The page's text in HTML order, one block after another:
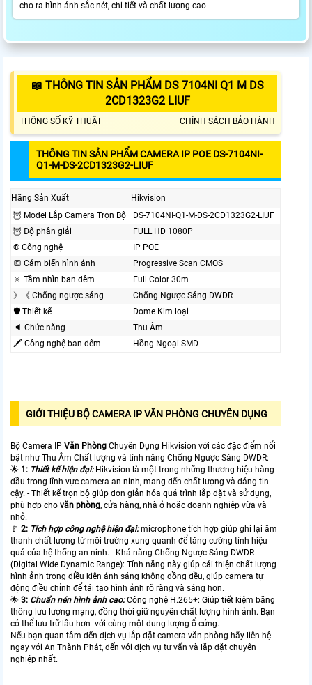
cho ra hình ảnh sắc nét, chi tiết và chất lượng cao
📖 THÔNG TIN SẢN PHẨM DS 7104NI Q1 M DS
2CD1323G2 LIUF
THÔNG SỐ KỸ THUẬT CHÍNH SÁCH BẢO HÀNH
THÔNG TIN SẢN PHẨM CAMERA IP POE DS-7104NI-
Q1-M-DS-2CD1323G2-LIUF
Hãng Sản Xuất
Hikvision
🦉 Model Lắp Camera Trọn Bộ
DS-7104NI-Q1-M-DS-2CD1323G2-LIUF
🦉 Độ phân giải
FULL HD 1080P
®️ Công nghệ
IP POE
🔳 Cảm biến hình ảnh
Progressive Scan CMOS
🔅 Tầm nhìn ban đêm
Full Color 30m
》《 Chống ngược sáng
Chống Ngược Sáng DWDR
🛡 Thiết kế
Dome Kim loại
🔈 Chức năng
Thu Âm
🖍 Công nghệ ban đêm
Hồng Ngoại SMD
GIỚI THIỆU BỘ CAMERA IP VĂN PHÒNG CHUYÊN DỤNG
Bộ Camera IP Văn Phòng Chuyên Dụng Hikvision với các đặc điểm nổi
bật như Thu Âm Chất lượng và tính năng Chống Ngược Sáng DWDR:
🌟 1: Thiết kế hiện đại:Hikvision là một trong những thương hiệu hàng
đầu trong lĩnh vực camera an ninh, mang đến chất lượng và đáng tin
cậy. - Thiết kế trọn bộ giúp đơn giản hóa quá trình lắp đặt và sử dụng,
phù hợp cho văn phòng, cửa hàng, nhà ở hoặc doanh nghiệp vừa và
nhỏ.
️🚩 2: Tích hợp công nghệ hiện đại:microphone tích hợp giúp ghi lại âm
thanh chất lượng từ môi trường xung quanh để tăng cường tính hiệu
quả của hệ thống an ninh. - Khả năng Chống Ngược Sáng DWDR
(Digital Wide Dynamic Range): Tính năng này giúp cải thiện chất lượng
hình ảnh trong điều kiện ánh sáng không đồng đều, giúp camera tự
động điều chỉnh để tái tạo hình ảnh rõ ràng và sáng hơn.
🌟 3: Chuẩn nén hình ảnh cao:Công nghệ H.265+: Giúp tiết kiệm băng
thông lưu lượng mạng, đồng thời giữ nguyên chất lượng hình ảnh. Bạn
có thể lưu trữ lâu hơn với cùng một dung lượng ổ cứng.
Nếu bạn quan tâm đến dịch vụ lắp đặt camera văn phòng hãy liên hệ
ngay với An Thành Phát, đến với dịch vụ tư vấn và lắp đặt chuyên
nghiệp nhất.